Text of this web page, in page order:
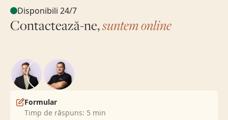
Disponibili 24/7
Contactează-ne,suntem online
Formular
Timp de răspuns: 5 min